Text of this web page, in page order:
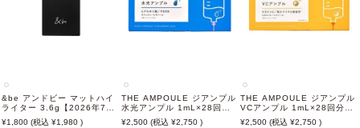
&be アンドビー マットハイ
ライター 3.6g【2026年7月
新商品】
1,800 1,980
THE AMPOULE ジアンプル
水光アンプル 1mL×28回分
【石澤研究所】
2,500 2,750
THE AMPOULE ジアンプル
VCアンプル 1mL×28回分
【石澤研究所】
2,500 2,750